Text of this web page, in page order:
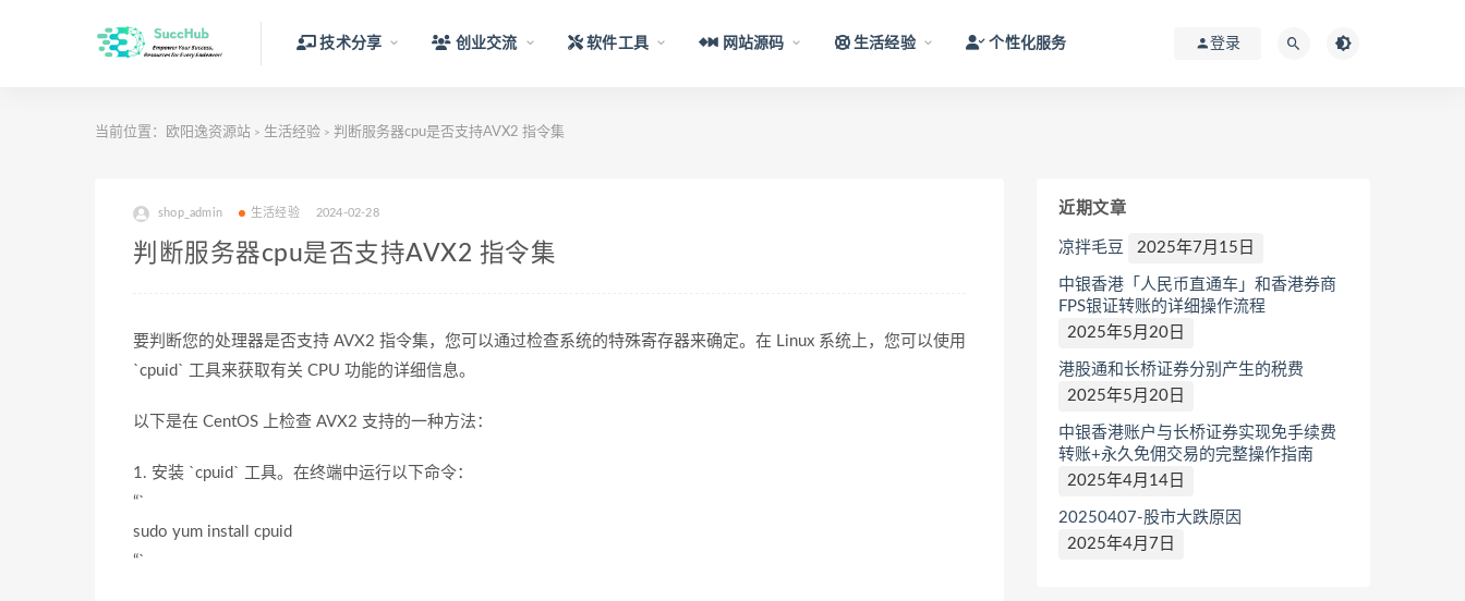
技术分享 创业交流 软件工具 网站源码 生活经验 个性化服务 登录
当前位置： 欧阳逸资源站 > 生活经验 > 判断服务器cpu是否支持AVX2 指令集
shop_admin 生活经验 2024-02-28
判断服务器cpu是否支持AVX2 指令集
要判断您的处理器是否支持 AVX2 指令集，您可以通过检查系统的特殊寄存器来确定。在 Linux 系统上，您可以使用
`cpuid` 工具来获取有关 CPU 功能的详细信息。
以下是在 CentOS 上检查 AVX2 支持的一种方法：
1. 安装 `cpuid` 工具。在终端中运行以下命令：
“`
sudo yum install cpuid
“`
近期文章
凉拌毛豆 2025年7月15日
中银香港「人民币直通车」和香港券商
FPS银证转账的详细操作流程
2025年5月20日
港股通和长桥证券分别产生的税费
2025年5月20日
中银香港账户与长桥证券实现免手续费
转账+永久免佣交易的完整操作指南
2025年4月14日
20250407-股市大跌原因
2025年4月7日